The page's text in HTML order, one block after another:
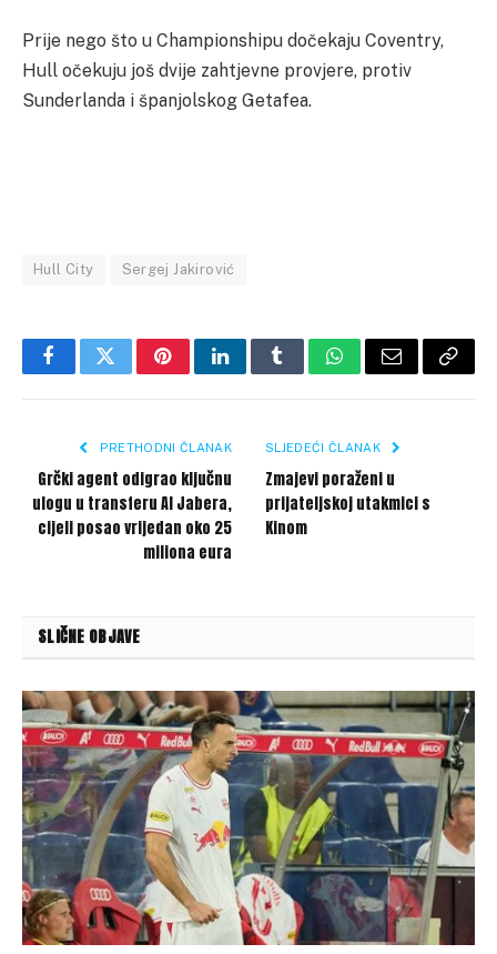
Prije nego što u Championshipu dočekaju Coventry,
Hull očekuju još dvije zahtjevne provjere, protiv
Sunderlanda i španjolskog Getafea.
Hull City Sergej Jakirović
FacebookTwitterPinterestLinkedInTumblrWhatsApp
Email Copy
PRETHODNI ČLANAK
Grčki agent odigrao ključnu
ulogu u transferu Al Jabera,
cijeli posao vrijedan oko 25
miliona eura
SLJEDEĆI ČLANAK
Zmajevi poraženi u
prijateljskoj utakmici s
Kinom
SLIČNE OBJAVE